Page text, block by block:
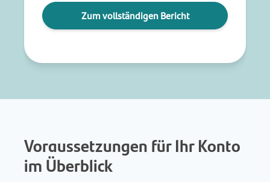
Zum vollständigen Bericht
Voraussetzungen für Ihr Konto
im Überblick